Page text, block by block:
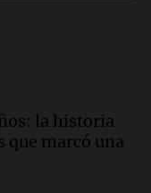
mañana con
la historia
que marcó una